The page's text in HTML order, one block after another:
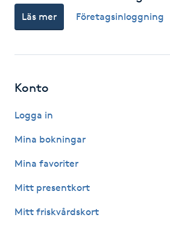
Manikyr & Pedikyr
Massage
Medial vägledning
Medicinsk massage
Medium
Läs mer Företagsinloggning
Konto
Logga in
Mina bokningar
Mina favoriter
Mitt presentkort
Mitt friskvårdskort